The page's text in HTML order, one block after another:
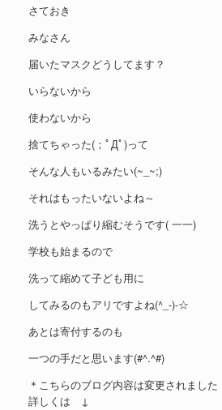
さておき
みなさん
届いたマスクどうしてます？
いらないから
使わないから
捨てちゃった(；ﾟДﾟ)って
そんな人もいるみたい(~_~;)
それはもったいないよね～
洗うとやっぱり縮むそうです( 一一)
学校も始まるので
洗って縮めて子ども用に
してみるのもアリですよね(^_-)-☆
あとは寄付するのも
一つの手だと思います(#^.^#)
＊こちらのブログ内容は変更されました
詳しくは ↓